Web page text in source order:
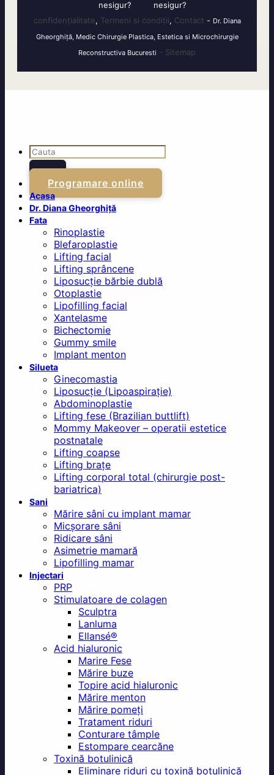
confidențialitate, Termeni si condiții, Contact - Dr. Diana
Gheorghiță, Medic Chirurgie Plastica, Estetica si Microchirurgie
Reconstructiva Bucuresti - Sitemap
Programare online
Acasa
Dr. Diana Gheorghiță
Fata
Rinoplastie
Blefaroplastie
Lifting facial
Lifting sprâncene
Liposucție bărbie dublă
Otoplastie
Lipofilling facial
Xantelasme
Bichectomie
Gummy smile
Implant menton
Silueta
Ginecomastia
Liposucție (Lipoaspirație)
Abdominoplastie
Lifting fese (Brazilian buttlift)
Mommy Makeover – operatii estetice
postnatale
Lifting coapse
Lifting brațe
Lifting corporal total (chirurgie post-
bariatrica)
Sani
Mărire sâni cu implant mamar
Micșorare sâni
Ridicare sâni
Asimetrie mamară
Lipofilling mamar
Injectari
PRP
Stimulatoare de colagen
Sculptra
Lanluma
Ellansé®
Acid hialuronic
Marire Fese
Mărire buze
Topire acid hialuronic
Mărire menton
Mărire pomeți
Tratament riduri
Conturare tâmple
Estompare cearcăne
Toxină botulinică
Eliminare riduri cu toxină botulinică